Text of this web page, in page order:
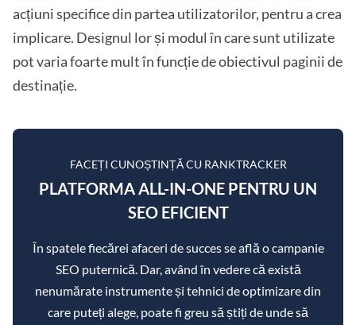
acțiuni specifice din partea utilizatorilor, pentru a crea
implicare. Designul lor și modul în care sunt utilizate
pot varia foarte mult în funcție de obiectivul paginii de
destinație.
FACEȚI CUNOȘTINȚĂ CU RANKTRACKER
PLATFORMA ALL-IN-ONE PENTRU UN
SEO EFICIENT
În spatele fiecărei afaceri de succes se află o campanie
SEO puternică. Dar, având în vedere că există
nenumărate instrumente și tehnici de optimizare din
care puteți alege, poate fi greu să știți de unde să